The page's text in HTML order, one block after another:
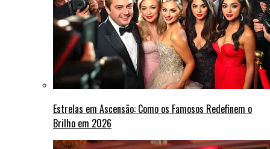
Estrelas em Ascensão: Como os Famosos Redefinem o
Brilho em 2026